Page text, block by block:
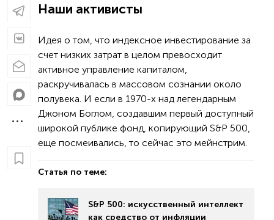
Наши активисты
Идея о том, что индексное инвестирование за
счет низких затрат в целом превосходит
активное управление капиталом,
раскручивалась в массовом сознании около
полувека. И если в 1970-х над легендарным
Джоном Боглом, создавшим первый доступный
широкой публике фонд, копирующий S&P 500,
еще посмеивались, то сейчас это мейнстрим.
Статья по теме:
S&P 500: искусственный интеллект
как средство от инфляции